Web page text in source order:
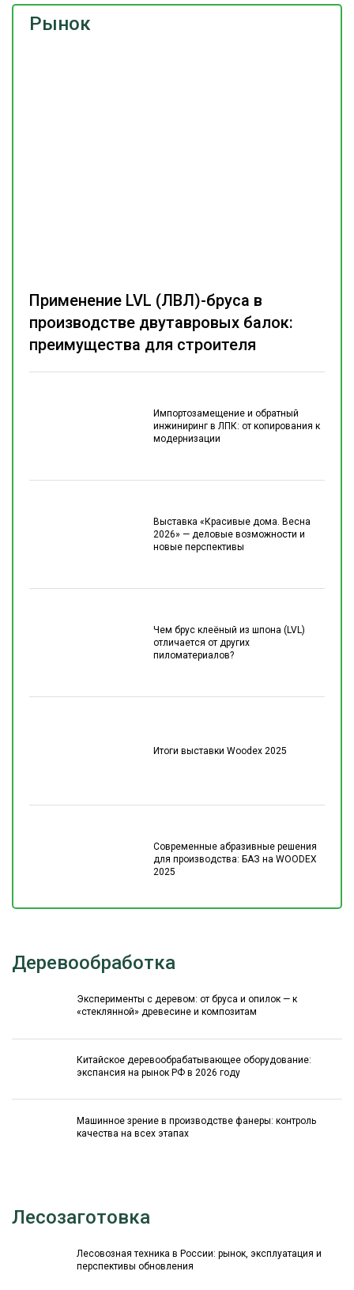
Рынок
Импортозамещение и обратный
инжиниринг в ЛПК: от копирования к
модернизации
Выставка «Красивые дома. Весна
2026» — деловые возможности и
новые перспективы
Чем брус клеёный из шпона (LVL)
отличается от других
пиломатериалов?
Итоги выставки Woodex 2025
Современные абразивные решения
для производства: БАЗ на WOODEX
2025
Применение LVL (ЛВЛ)-бруса в
производстве двутавровых балок:
преимущества для строителя
Деревообработка
Эксперименты с деревом: от бруса и опилок — к
«стеклянной» древесине и композитам
Китайское деревообрабатывающее оборудование:
экспансия на рынок РФ в 2026 году
Машинное зрение в производстве фанеры: контроль
качества на всех этапах
Лесозаготовка
Лесовозная техника в России: рынок, эксплуатация и
перспективы обновления